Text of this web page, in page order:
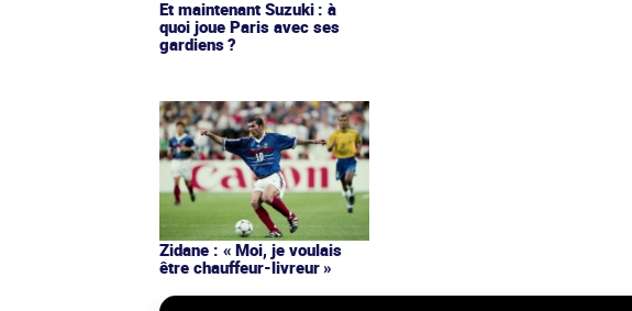
Et maintenant Suzuki : à
quoi joue Paris avec ses
gardiens ?
Zidane : « Moi, je voulais
être chauffeur-livreur »